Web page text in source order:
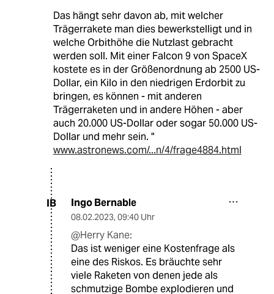
Das hängt sehr davon ab, mit welcher
Trägerrakete man dies bewerkstelligt und in
welche Orbithöhe die Nutzlast gebracht
werden soll. Mit einer Falcon 9 von SpaceX
kostete es in der Größenordnung ab 2500 US-
Dollar, ein Kilo in den niedrigen Erdorbit zu
bringen, es können - mit anderen
Trägerraketen und in andere Höhen - aber
auch 20.000 US-Dollar oder sogar 50.000 US-
Dollar und mehr sein. "
www.astronews.com/...n/4/frage4884.html
IB Ingo Bernable
08.02.2023, 09:40 Uhr
@Herry Kane:
Das ist weniger eine Kostenfrage als
eine des Riskos. Es bräuchte sehr
viele Raketen von denen jede als
schmutzige Bombe explodieren und